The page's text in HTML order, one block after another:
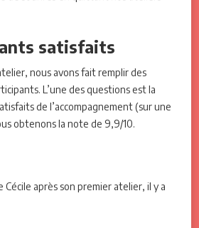
!
satisfaits
nous avons fait remplir des
L’une des questions est la
de l’accompagnement (sur une
obtenons la note de 9,9/10.
après son premier atelier, il y a